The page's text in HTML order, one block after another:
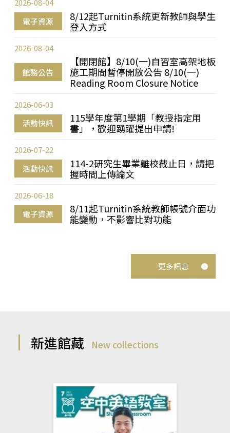
電子資源
8/12起Turnitin系統更新教師與學生
登入方式
2026-08-04
館務公告
【開閉館】8/10(一)自習室高架地板
施工期間暫停開放公告 8/10(一)
Reading Room Closure Notice
2026-08-04
活動快訊
115學年度第1學期「教授指定用
書」，歡迎踴躍提出申請!
2026-06-03
活動快訊
114-2研究生畢業離校截止日，請把
握時間上傳論文
2026-07-22
電子資源
8/11起Turnitin系統教師帳號介面功
能變動，不影響比對功能
2026-06-18
更多訊息
新進館藏 New collections